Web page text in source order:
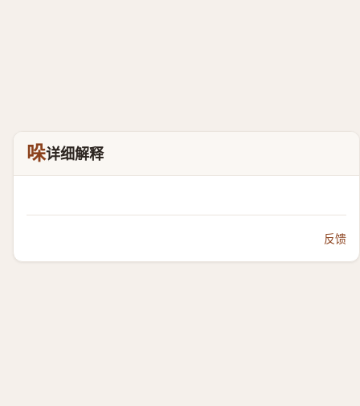
哚详细解释
反馈